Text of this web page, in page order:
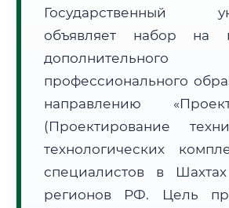
Часовой пояс:
Формат учебы:
🗺️ Зона обслуживания: г. Шахты
Государственный
объявляет набор на
дополнительного
профессионального
направлению
(Проектирование
технологических
специалистов в
регионов РФ. Цель